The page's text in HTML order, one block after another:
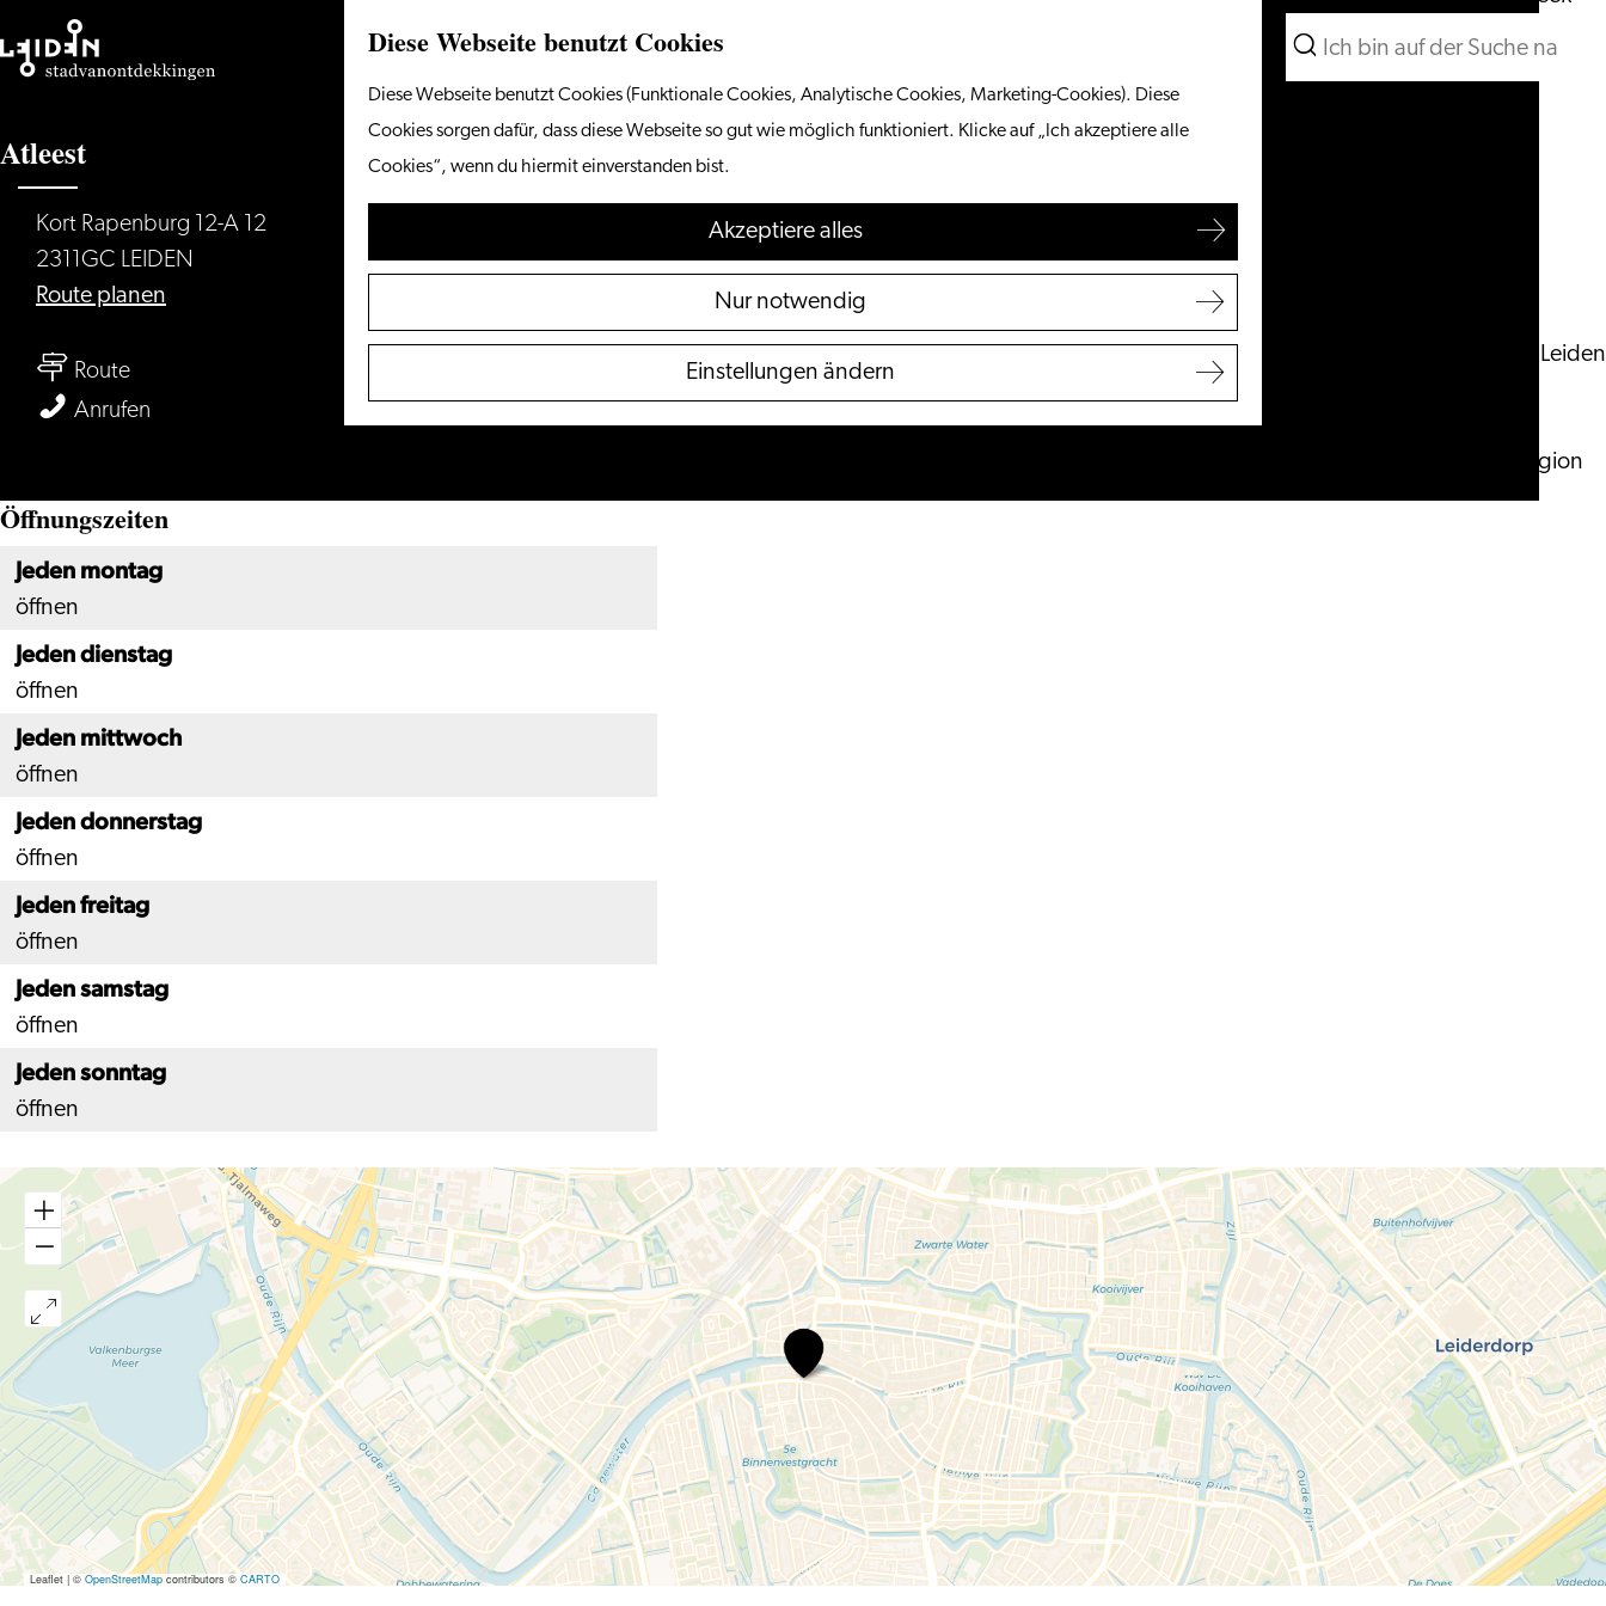
Diese Webseite benutzt Cookies
Diese Webseite benutzt Cookies (Funktionale Cookies, Analytische Cookies, Marketing-Cookies). Diese
Cookies sorgen dafür, dass diese Webseite so gut wie möglich funktioniert. Klicke auf „Ich akzeptiere alle
Cookies“, wenn du hiermit einverstanden bist.
Akzeptiere alles
Nur notwendig
Einstellungen ändern
zur
Menü
Suchen
Touristeninformation Leiden
Entdecken Sie die Region
Suchen
Atleest
Kort Rapenburg 12-A 12
2311GC LEIDEN
Route planen
Routebis
Atleest
Anrufen
Öffnungszeiten
Jeden montag
öffnen
Jeden dienstag
öffnen
Jeden mittwoch
öffnen
Jeden donnerstag
öffnen
Jeden freitag
öffnen
Jeden samstag
öffnen
Jeden sonntag
öffnen
Atleest
Leaflet | © OpenStreetMapcontributors ©CARTO